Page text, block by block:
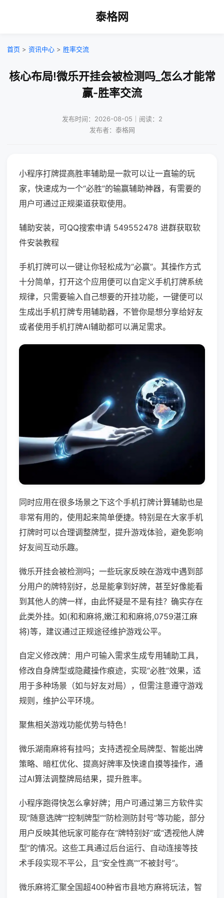
泰格网
首页 > 资讯中心 > 胜率交流
核心布局!微乐开挂会被检测吗_怎么才能常
赢-胜率交流
发布时间：2026-08-05｜阅读：2
发布者：泰格网
小程序打牌提高胜率辅助是一款可以让一直输的玩
家，快速成为一个“必胜”的输赢辅助神器，有需要的
用户可通过正规渠道获取使用。
辅助安装，可QQ搜索申请 549552478 进群获取软
件安装教程
手机打牌可以一键让你轻松成为“必赢”。其操作方式
十分简单，打开这个应用便可以自定义手机打牌系统
规律，只需要输入自己想要的开挂功能，一键便可以
生成出手机打牌专用辅助器，不管你是想分享给好友
或者使用手机打牌AI辅助都可以满足需求。
同时应用在很多场景之下这个手机打牌计算辅助也是
非常有用的，使用起来简单便捷。特别是在大家手机
打牌时可以合理调整牌型，提升游戏体验，避免影响
好友间互动乐趣。
微乐开挂会被检测吗；一些玩家反映在游戏中遇到部
分用户的牌特别好，总是能拿到好牌，甚至好像能看
到其他人的牌一样，由此怀疑是不是有挂？确实存在
此类外挂。如(和和麻将,嫩江和和麻将,0759湛江麻
将)等，建议通过正规途径维护游戏公平。
自定义修改牌：用户可输入需求生成专用辅助工具，
修改自身牌型或隐藏操作痕迹，实现“必胜”效果，适
用于多种场景（如与好友对局），但需注意遵守游戏
规则，维护公平环境。
聚焦相关游戏功能优势与特色！
微乐湖南麻将有挂吗；支持透视全局牌型、智能出牌
策略、暗杠优化、提高好牌率及快速自摸等操作，通
过AI算法调整牌局结果，提升胜率。
小程序跑得快怎么拿好牌；用户可通过第三方软件实
现“随意选牌”“控制牌型”“防检测防封号”等功能，部分
用户反映其他玩家可能存在“牌特别好”或“透视他人牌
型”的情况。这些工具通过后台运行、自动连接等技
术手段实现不平公，且“安全性高”“不被封号”。
微乐麻将汇聚全国超400种省市县地方麻将玩法，智